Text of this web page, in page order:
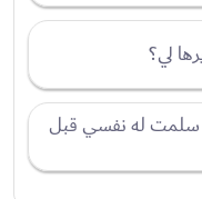
لي؟
سلمت له نفسي قبل